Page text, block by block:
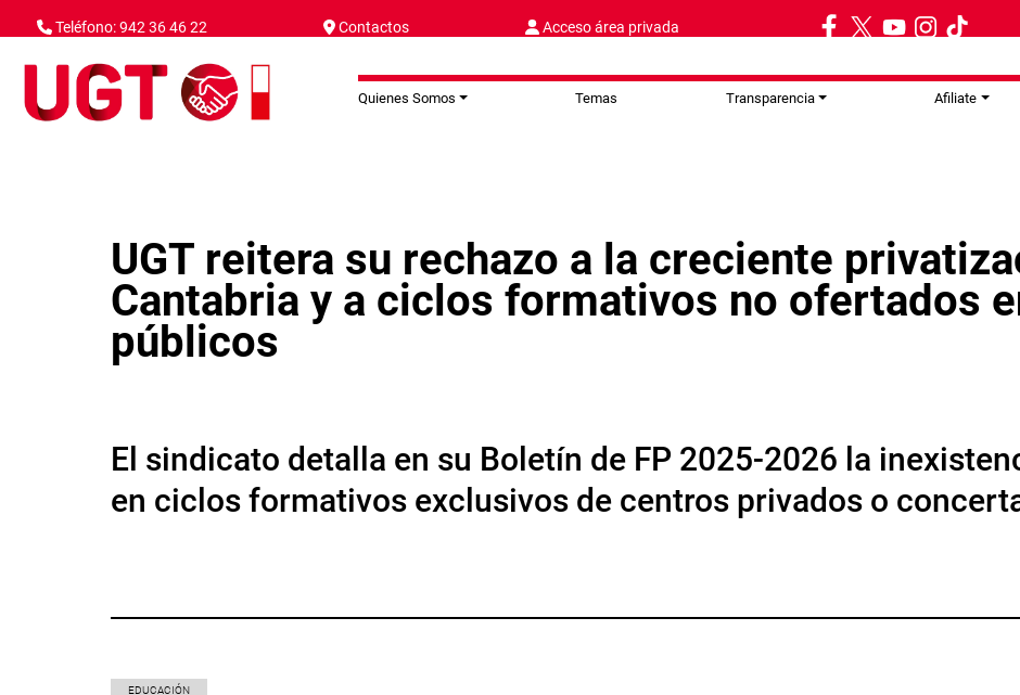
Teléfono: 942 36 46 22 Contactos Acceso área privada
Quienes Somos Temas Transparencia Afiliate
UGT reitera su rechazo a la creciente
Cantabria y a ciclos formativos no ofertados
públicos
El sindicato detalla en su Boletín de FP 2025-2026 la
en ciclos formativos exclusivos de centros privados o
EDUCACIÓN